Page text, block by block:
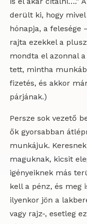
derült ki, hogy
hónapja, a felesége
rajta ezekkel a
mondta el azonnal
tett, mintha
fizetés, és akkor
párjának.)
Persze sok vezető
ők gyorsabban
munkájuk.
maguknak, kicsit
igényeiknek más
kell a pénz, és meg
ilyenkor jön a
vagy rajz-, esetleg